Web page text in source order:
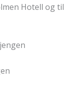
Hotell og